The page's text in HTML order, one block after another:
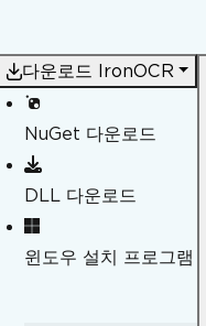
다운로드 IronOCR
NuGet 다운로드
DLL 다운로드
윈도우 설치 프로그램